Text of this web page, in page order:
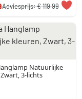
Adviesprijs:€ 119,99
Natuurlijke
3-lichts